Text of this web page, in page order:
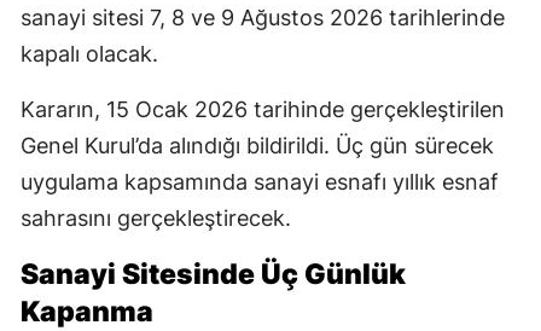
sanayi sitesi 7, 8 ve 9 Ağustos 2026 tarihlerinde
kapalı olacak.
Kararın, 15 Ocak 2026 tarihinde gerçekleştirilen
Genel Kurul’da alındığı bildirildi. Üç gün sürecek
uygulama kapsamında sanayi esnafı yıllık esnaf
sahrasını gerçekleştirecek.
Sanayi Sitesinde Üç Günlük
Kapanma